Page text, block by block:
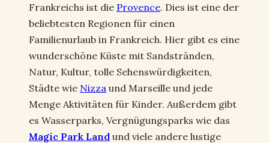
Frankreichs ist die Provence. Dies ist eine der
beliebtesten Regionen für einen
Familienurlaub in Frankreich. Hier gibt es eine
wunderschöne Küste mit Sandstränden,
Natur, Kultur, tolle Sehenswürdigkeiten,
Städte wie Nizza und Marseille und jede
Menge Aktivitäten für Kinder. Außerdem gibt
es Wasserparks, Vergnügungsparks wie das
Magic Park Land und viele andere lustige